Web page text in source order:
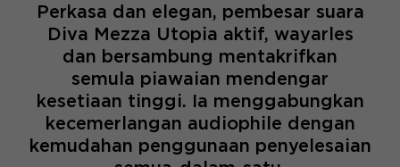
Perkasa dan elegan, pembesar suara
Diva Mezza Utopia aktif, wayarles
dan bersambung mentakrifkan
semula piawaian mendengar
kesetiaan tinggi. Ia menggabungkan
kecemerlangan audiophile dengan
kemudahan penggunaan penyelesaian